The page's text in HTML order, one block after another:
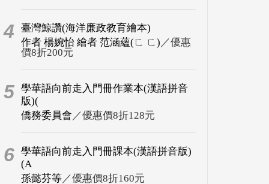
4
臺灣鯨讚(海洋廉政教育繪本)
作者 楊婉怡 繪者 范涵蘊(ㄈ ㄈ) ／優惠
價8折200元
5 學華語向前走入門冊作業本(漢語拼音
版)(
僑務委員會 ／優惠價8折128元
6 學華語向前走入門冊課本(漢語拼音版)
(A
孫懿芬等／優惠價8折160元